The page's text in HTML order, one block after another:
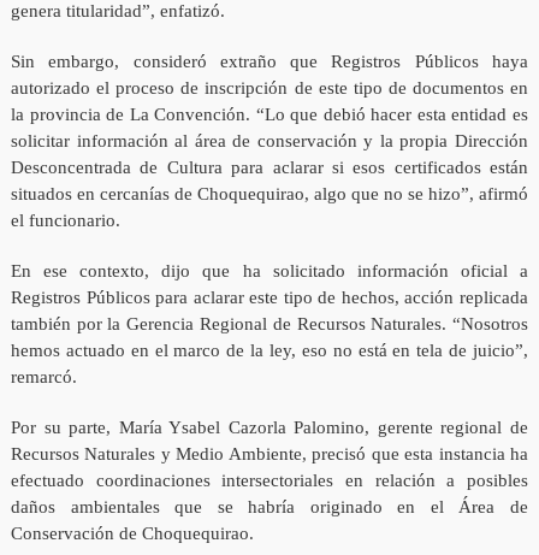
genera titularidad”, enfatizó.
Sin embargo, consideró extraño que Registros Públicos haya
autorizado el proceso de inscripción de este tipo de documentos en
la provincia de La Convención. “Lo que debió hacer esta entidad es
solicitar información al área de conservación y la propia Dirección
Desconcentrada de Cultura para aclarar si esos certificados están
situados en cercanías de Choquequirao, algo que no se hizo”, afirmó
el funcionario.
En ese contexto, dijo que ha solicitado información oficial a
Registros Públicos para aclarar este tipo de hechos, acción replicada
también por la Gerencia Regional de Recursos Naturales. “Nosotros
hemos actuado en el marco de la ley, eso no está en tela de juicio”,
remarcó.
Por su parte, María Ysabel Cazorla Palomino, gerente regional de
Recursos Naturales y Medio Ambiente, precisó que esta instancia ha
efectuado coordinaciones intersectoriales en relación a posibles
daños ambientales que se habría originado en el Área de
Conservación de Choquequirao.